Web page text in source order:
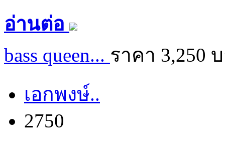
อ่านต่อ
bass queen... ราคา 3,250
เอกพงษ์..
2750